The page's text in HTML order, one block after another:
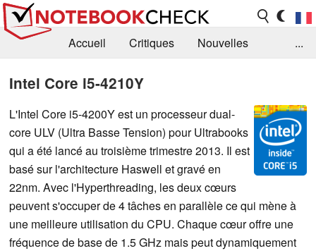
Accueil Critiques
Nouvelles
...
Intel Core i5-4210Y
L'Intel Core i5-4200Y est un processeur dual-
core ULV (Ultra Basse Tension) pour Ultrabooks
qui a été lancé au troisième trimestre 2013. Il est
basé sur l'architecture Haswell et gravé en
22nm. Avec l'Hyperthreading, les deux cœurs
peuvent s'occuper de 4 tâches en parallèle ce qui mène à
une meilleure utilisation du CPU. Chaque cœur offre une
fréquence de base de 1.5 GHz mais peut dynamiquement